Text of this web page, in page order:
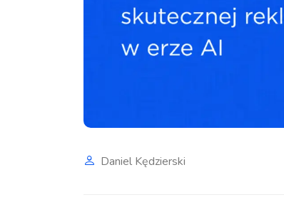
Daniel Kędzierski